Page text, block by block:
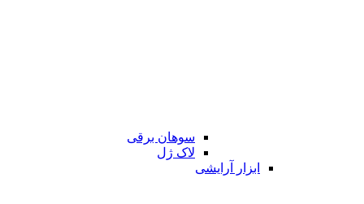
سوهان برقی
لاک ژل
ابزار آرایشی